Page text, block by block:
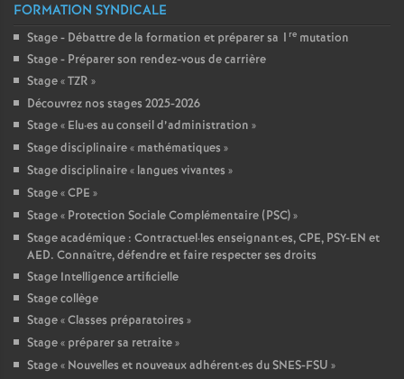
FORMATION SYNDICALE
Stage - Débattre de la formation et préparer sa 1 re mutation
Stage - Préparer son rendez-vous de carrière
Stage «TZR »
Découvrez nos stages 2025-2026
Stage « Elu·es au conseil d’administration »
Stage disciplinaire « mathématiques »
Stage disciplinaire « langues vivantes »
Stage «CPE »
Stage « Protection Sociale Complémentaire (PSC)»
Stage académique : Contractuel·les enseignant·es, CPE, PSY-EN et
AED. Connaître, défendre et faire respecter ses droits
Stage Intelligence artificielle
Stage collège
Stage «Classes préparatoires »
Stage « préparer sa retraite»
Stage « Nouvelles et nouveaux adhérent·es du SNES-FSU »